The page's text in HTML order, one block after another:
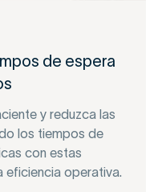
de espera
y reduzca las
los tiempos de
con estas
operativa.